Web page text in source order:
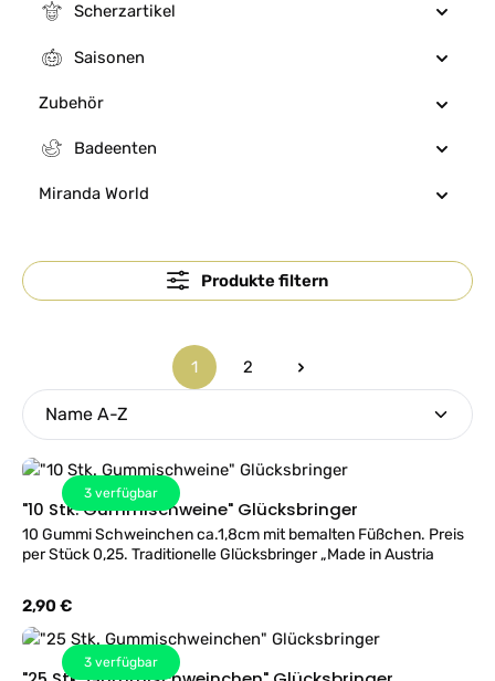
Scherzartikel
Saisonen
Zubehör
Badeenten
Miranda World
Produkte filtern
Seite
1
Seite
2
3 verfügbar
"10 Stk. Gummischweine" Glücksbringer
10 Gummi Schweinchen ca.1,8cm mit bemalten Füßchen. Preis
per Stück 0,25. Traditionelle Glücksbringer „Made in Austria
Regulärer Preis:
2,90 €
3 verfügbar